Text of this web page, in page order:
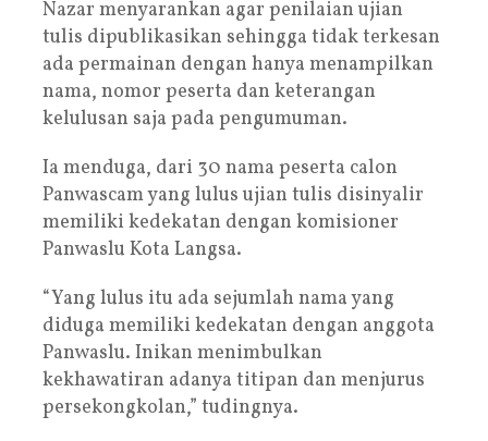
Nazar menyarankan agar penilaian ujian
tulis dipublikasikan sehingga tidak terkesan
ada permainan dengan hanya menampilkan
nama, nomor peserta dan keterangan
kelulusan saja pada pengumuman.
Ia menduga, dari 30 nama peserta calon
Panwascam yang lulus ujian tulis disinyalir
memiliki kedekatan dengan komisioner
Panwaslu Kota Langsa.
“Yang lulus itu ada sejumlah nama yang
diduga memiliki kedekatan dengan anggota
Panwaslu. Inikan menimbulkan
kekhawatiran adanya titipan dan menjurus
persekongkolan,” tudingnya.